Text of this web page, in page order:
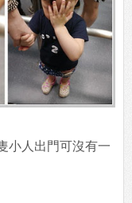
小人出門可沒有一